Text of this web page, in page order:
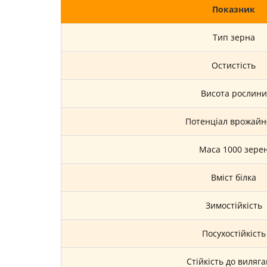
Показник
Тип зерна
Остистість
Висота рослини
Потенціал
Маса 1000
Вміст білка
Зимостійкість
Посухостійкість
Стійкість до